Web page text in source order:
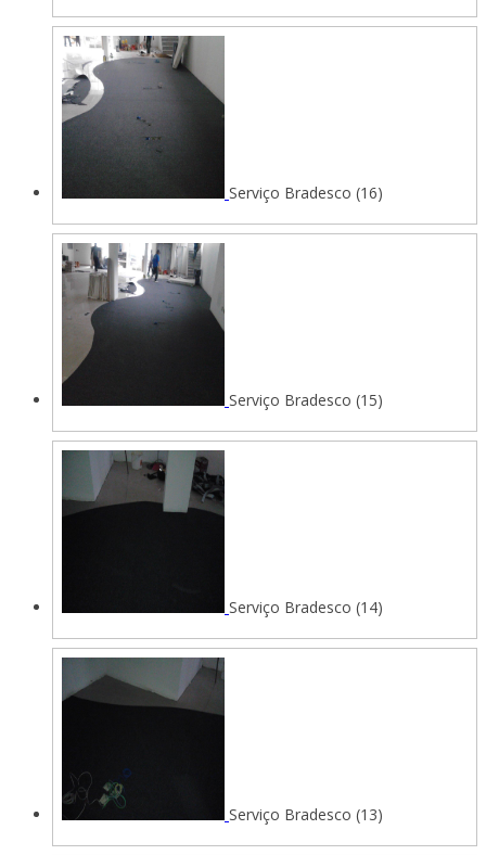
Serviço Bradesco (16)
Serviço Bradesco (15)
Serviço Bradesco (14)
Serviço Bradesco (13)